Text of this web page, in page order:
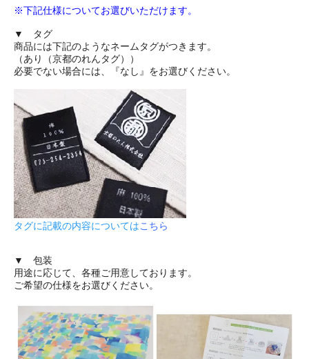
※下記仕様についてお選びいただけます。
▼ タグ
商品には下記のようなネームタグがつきます。
（あり（京都のれんタグ））
必要でない場合には、『なし』をお選びください。
タグに記載の内容についてはこちら
▼ 包装
用途に応じて、各種ご用意しております。
ご希望の仕様をお選びください。